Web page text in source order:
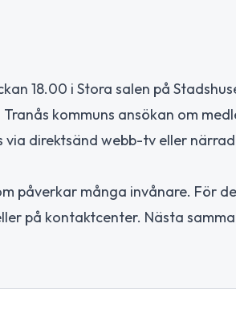
18.00 i Stora salen på
kommuns ansökan om
direktsänd webb-tv eller
påverkar många invånare. För
på kontaktcenter. Nästa